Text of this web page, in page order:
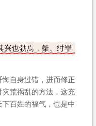
兴也勃焉，桀、纣罪
自身过错，进而修正
荒祸乱的方法，这充
百姓的福气，也是中